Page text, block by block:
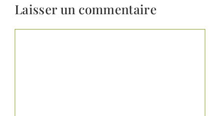
Laisser un commentaire